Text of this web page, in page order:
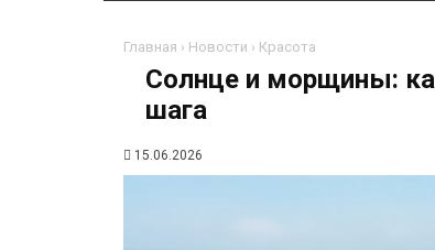
Главная › Новости › Красота
Солнце и морщины:
шага
15.06.2026